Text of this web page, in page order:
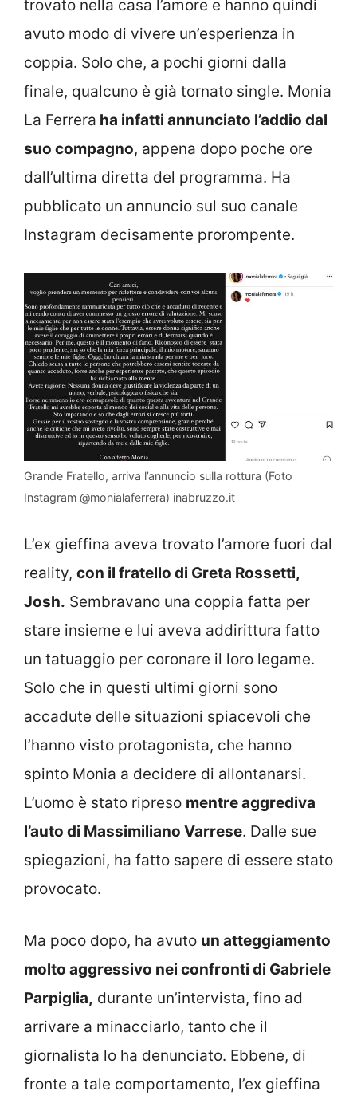
trovato nella casa l’amore e hanno quindi
avuto modo di vivere un’esperienza in
coppia. Solo che, a pochi giorni dalla
finale, qualcuno è già tornato single. Monia
La Ferrera ha infatti annunciato l’addio dal
suo compagno, appena dopo poche ore
dall’ultima diretta del programma. Ha
pubblicato un annuncio sul suo canale
Instagram decisamente prorompente.
Grande Fratello, arriva l’annuncio sulla rottura (Foto
Instagram @monialaferrera) inabruzzo.it
L’ex gieffina aveva trovato l’amore fuori dal
reality, con il fratello di Greta Rossetti,
Josh. Sembravano una coppia fatta per
stare insieme e lui aveva addirittura fatto
un tatuaggio per coronare il loro legame.
Solo che in questi ultimi giorni sono
accadute delle situazioni spiacevoli che
l’hanno visto protagonista, che hanno
spinto Monia a decidere di allontanarsi.
L’uomo è stato ripreso mentre aggrediva
l’auto di Massimiliano Varrese. Dalle sue
spiegazioni, ha fatto sapere di essere stato
provocato.
Ma poco dopo, ha avuto un atteggiamento
molto aggressivo nei confronti di Gabriele
Parpiglia, durante un’intervista, fino ad
arrivare a minacciarlo, tanto che il
giornalista lo ha denunciato. Ebbene, di
fronte a tale comportamento, l’ex gieffina